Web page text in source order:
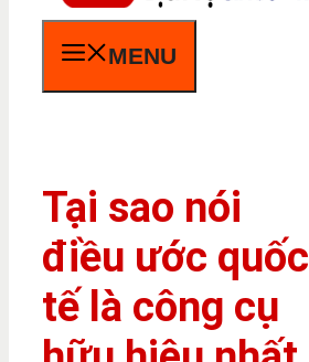
MENU
Tại sao nói
điều ước quốc
tế là công cụ